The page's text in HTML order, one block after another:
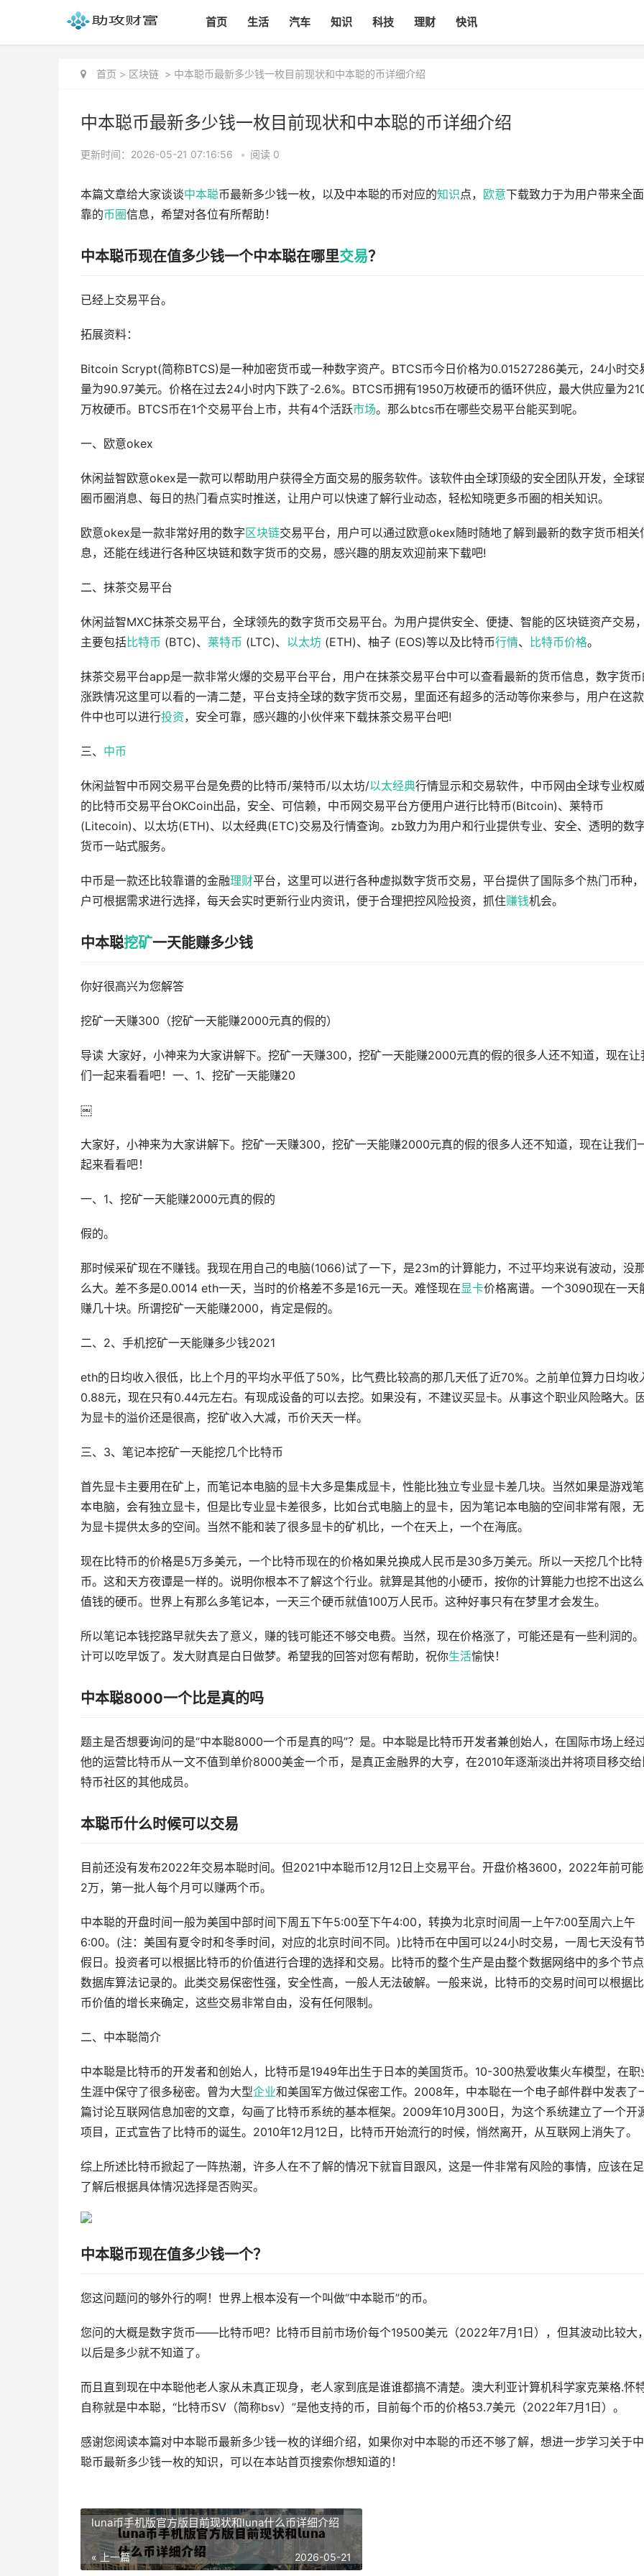
首页 生活 汽车 知识 科技 理财 快讯
首页 > 区块链 > 中本聪币最新多少钱一枚目前现状和中本聪的币详细介绍
中本聪币最新多少钱一枚目前现状和中本聪的币详细介绍
更新时间：2026-05-21 07:16:56 • 阅读 0
本篇文章给大家谈谈中本聪币最新多少钱一枚，以及中本聪的币对应的知识点， 欧意下载致力于为用户带来全
靠的币圈信息，希望对各位有所帮助！
中本聪币现在值多少钱一个中本聪在哪里交易？
已经上交易平台。
拓展资料：
Bitcoin Scrypt(简称BTCS)是一种加密货币或一种数字资产。BTCS币今日价格为0.01527286美元，24小时交
量为90.97美元。价格在过去24小时内下跌了-2.6%。BTCS币拥有1950万枚硬币的循环供应，最大供应量为
万枚硬币。BTCS币在1个交易平台上市，共有4个活跃市场。那么btcs币在哪些交易平台能买到呢。
一、欧意okex
休闲益智欧意okex是一款可以帮助用户获得全方面交易的服务软件。该软件由全球顶级的安全团队开发，全球
圈币圈消息、每日的热门看点实时推送，让用户可以快速了解行业动态，轻松知晓更多币圈的相关知识。
欧意okex是一款非常好用的数字区块链交易平台，用户可以通过欧意okex随时随地了解到最新的数字货币相关
息，还能在线进行各种区块链和数字货币的交易，感兴趣的朋友欢迎前来下载吧!
二、抹茶交易平台
休闲益智MXC抹茶交易平台，全球领先的数字货币交易平台。为用户提供安全、便捷、智能的区块链资产交易，
主要包括比特币 (BTC)、 莱特币 (LTC)、 以太坊 (ETH)、柚子 (EOS)等以及比特币行情、 比特币价格。
抹茶交易平台app是一款非常火爆的交易平台平台，用户在抹茶交易平台中可以查看最新的货币信息，数字货币
涨跌情况这里可以看的一清二楚，平台支持全球的数字货币交易，里面还有超多的活动等你来参与，用户在这
件中也可以进行投资，安全可靠，感兴趣的小伙伴来下载抹茶交易平台吧!
三、 中币
休闲益智中币网交易平台是免费的比特币/莱特币/以太坊/以太经典行情显示和交易软件，中币网由全球专业权
的比特币交易平台OKCoin出品，安全、可信赖，中币网交易平台方便用户进行比特币(Bitcoin)、莱特币
(Litecoin)、以太坊(ETH)、以太经典(ETC)交易及行情查询。zb致力为用户和行业提供专业、安全、透明的数
货币一站式服务。
中币是一款还比较靠谱的金融理财平台，这里可以进行各种虚拟数字货币交易，平台提供了国际多个热门币种
户可根据需求进行选择，每天会实时更新行业内资讯，便于合理把控风险投资，抓住赚钱机会。
中本聪挖矿一天能赚多少钱
你好很高兴为您解答
挖矿一天赚300（挖矿一天能赚2000元真的假的）
导读 大家好，小神来为大家讲解下。挖矿一天赚300，挖矿一天能赚2000元真的假的很多人还不知道，现在让
们一起来看看吧！一、1、挖矿一天能赚20
￼
大家好，小神来为大家讲解下。挖矿一天赚300，挖矿一天能赚2000元真的假的很多人还不知道，现在让我们
起来看看吧！
一、1、挖矿一天能赚2000元真的假的
假的。
那时候采矿现在不赚钱。我现在用自己的电脑(1066)试了一下，是23m的计算能力，不过平均来说有波动，没
么大。差不多是0.0014 eth一天，当时的价格差不多是16元一天。难怪现在显卡价格离谱。一个3090现在一天
赚几十块。所谓挖矿一天能赚2000，肯定是假的。
二、2、手机挖矿一天能赚多少钱2021
eth的日均收入很低，比上个月的平均水平低了50%，比气费比较高的那几天低了近70%。之前单位算力日均收
0.88元，现在只有0.44元左右。有现成设备的可以去挖。如果没有，不建议买显卡。从事这个职业风险略大。
为显卡的溢价还是很高，挖矿收入大减，币价天天一样。
三、3、笔记本挖矿一天能挖几个比特币
首先显卡主要用在矿上，而笔记本电脑的显卡大多是集成显卡，性能比独立专业显卡差几块。当然如果是游戏
本电脑，会有独立显卡，但是比专业显卡差很多，比如台式电脑上的显卡，因为笔记本电脑的空间非常有限，
为显卡提供太多的空间。当然不能和装了很多显卡的矿机比，一个在天上，一个在海底。
现在比特币的价格是5万多美元，一个比特币现在的价格如果兑换成人民币是30多万美元。所以一天挖几个比特
币。这和天方夜谭是一样的。说明你根本不了解这个行业。就算是其他的小硬币，按你的计算能力也挖不出这
值钱的硬币。世界上有那么多笔记本，一天三个硬币就值100万人民币。这种好事只有在梦里才会发生。
所以笔记本钱挖路早就失去了意义，赚的钱可能还不够交电费。当然，现在价格涨了，可能还是有一些利润的
计可以吃早饭了。发大财真是白日做梦。希望我的回答对您有帮助，祝你生活愉快！
中本聪8000一个比是真的吗
题主是否想要询问的是“中本聪8000一个币是真的吗”？是。中本聪是比特币开发者兼创始人，在国际市场上经
他的运营比特币从一文不值到单价8000美金一个币，是真正金融界的大亨，在2010年逐渐淡出并将项目移交给
特币社区的其他成员。
本聪币什么时候可以交易
目前还没有发布2022年交易本聪时间。但2021中本聪币12月12日上交易平台。开盘价格3600，2022年前可
2万，第一批人每个月可以赚两个币。
中本聪的开盘时间一般为美国中部时间下周五下午5:00至下午4:00，转换为北京时间周一上午7:00至周六上午
6:00。(注：美国有夏令时和冬季时间，对应的北京时间不同。)比特币在中国可以24小时交易，一周七天没有
假日。投资者可以根据比特币的价值进行合理的选择和交易。比特币的整个生产是由整个数据网络中的多个节
数据库算法记录的。此类交易保密性强，安全性高，一般人无法破解。一般来说，比特币的交易时间可以根据
币价值的增长来确定，这些交易非常自由，没有任何限制。
二、中本聪简介
中本聪是比特币的开发者和创始人，比特币是1949年出生于日本的美国货币。10-300热爱收集火车模型，在职
生涯中保守了很多秘密。曾为大型企业和美国军方做过保密工作。2008年，中本聪在一个电子邮件群中发表了
篇讨论互联网信息加密的文章，勾画了比特币系统的基本框架。2009年10月300日，为这个系统建立了一个开
项目，正式宣告了比特币的诞生。2010年12月12日，比特币开始流行的时候，悄然离开，从互联网上消失了。
综上所述比特币掀起了一阵热潮，许多人在不了解的情况下就盲目跟风，这是一件非常有风险的事情，应该在
了解后根据具体情况选择是否购买。
中本聪币现在值多少钱一个？
您这问题问的够外行的啊！世界上根本没有一个叫做“中本聪币”的币。
您问的大概是数字货币——比特币吧？比特币目前市场价每个19500美元（2022年7月1日），但其波动比较大，
以后是多少就不知道了。
而且直到现在中本聪他老人家从未真正现身，老人家到底是谁谁都搞不清楚。澳大利亚计算机科学家克莱格.怀
自称就是中本聪，“比特币SV（简称bsv）”是他支持的币，目前每个币的价格53.7美元（2022年7月1日）。
感谢您阅读本篇对中本聪币最新多少钱一枚的详细介绍，如果你对中本聪的币还不够了解，想进一步学习关于
聪币最新多少钱一枚的知识，可以在本站首页搜索你想知道的！
luna币手机版官方版目前现状和luna什么币详细介绍
« 上一篇 2026-05-21